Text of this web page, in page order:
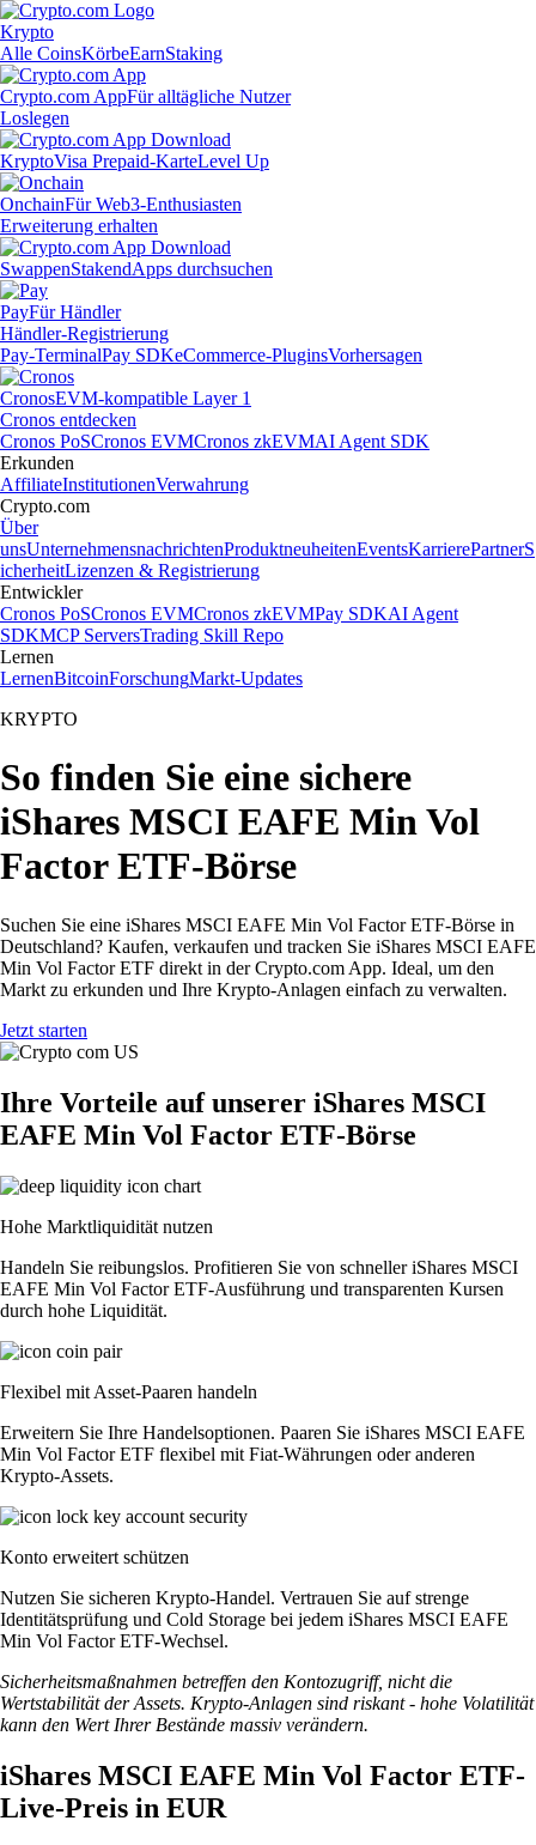
Krypto
Alle CoinsKörbeEarnStaking
Crypto.com AppFür alltägliche Nutzer
Loslegen
KryptoVisa Prepaid-KarteLevel Up
OnchainFür Web3-Enthusiasten
Erweiterung erhalten
SwappenStakendApps durchsuchen
PayFür Händler
Händler-Registrierung
Pay-TerminalPay SDKeCommerce-PluginsVorhersagen
CronosEVM-kompatible Layer 1
Cronos entdecken
Cronos PoSCronos EVMCronos zkEVMAI Agent SDK
Erkunden
AffiliateInstitutionenVerwahrung
Crypto.com
Über
unsUnternehmensnachrichtenProduktneuheitenEventsKarrierePartnerS
icherheitLizenzen & Registrierung
Entwickler
Cronos PoSCronos EVMCronos zkEVMPay SDKAI Agent
SDKMCP ServersTrading Skill Repo
Lernen
LernenBitcoinForschungMarkt-Updates
KRYPTO
So finden Sie eine sichere
iShares MSCI EAFE Min Vol
Factor ETF-Börse
Suchen Sie eine iShares MSCI EAFE Min Vol Factor ETF-Börse in
Deutschland? Kaufen, verkaufen und tracken Sie iShares MSCI EAFE
Min Vol Factor ETF direkt in der Crypto.com App. Ideal, um den
Markt zu erkunden und Ihre Krypto-Anlagen einfach zu verwalten.
Jetzt starten
Ihre Vorteile auf unserer iShares MSCI
EAFE Min Vol Factor ETF-Börse
Hohe Marktliquidität nutzen
Handeln Sie reibungslos. Profitieren Sie von schneller iShares MSCI
EAFE Min Vol Factor ETF-Ausführung und transparenten Kursen
durch hohe Liquidität.
Flexibel mit Asset-Paaren handeln
Erweitern Sie Ihre Handelsoptionen. Paaren Sie iShares MSCI EAFE
Min Vol Factor ETF flexibel mit Fiat-Währungen oder anderen
Krypto-Assets.
Konto erweitert schützen
Nutzen Sie sicheren Krypto-Handel. Vertrauen Sie auf strenge
Identitätsprüfung und Cold Storage bei jedem iShares MSCI EAFE
Min Vol Factor ETF-Wechsel.
Sicherheitsmaßnahmen betreffen den Kontozugriff, nicht die
Wertstabilität der Assets. Krypto-Anlagen sind riskant - hohe Volatilität
kann den Wert Ihrer Bestände massiv verändern.
iShares MSCI EAFE Min Vol Factor ETF-
Live-Preis in EUR